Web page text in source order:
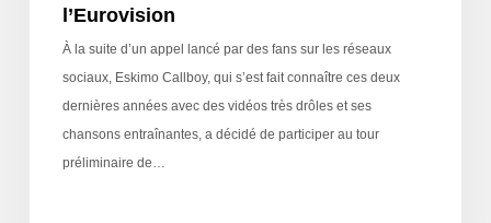
l’Eurovision
À la suite d’un appel lancé par des fans sur les réseaux
sociaux, Eskimo Callboy, qui s’est fait connaître ces deux
dernières années avec des vidéos très drôles et ses
chansons entraînantes, a décidé de participer au tour
préliminaire de…